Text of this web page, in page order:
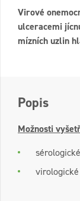
Virové
ulceracemi
mízních uzlin
Popis
Možnosti
virologické